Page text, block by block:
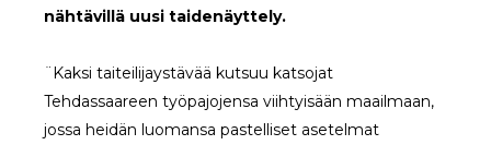
nähtävillä uusi taidenäyttely.
¨Kaksi taiteilijaystävää kutsuu katsojat
Tehdassaareen työpajojensa viihtyisään maailmaan,
jossa heidän luomansa pastelliset asetelmat